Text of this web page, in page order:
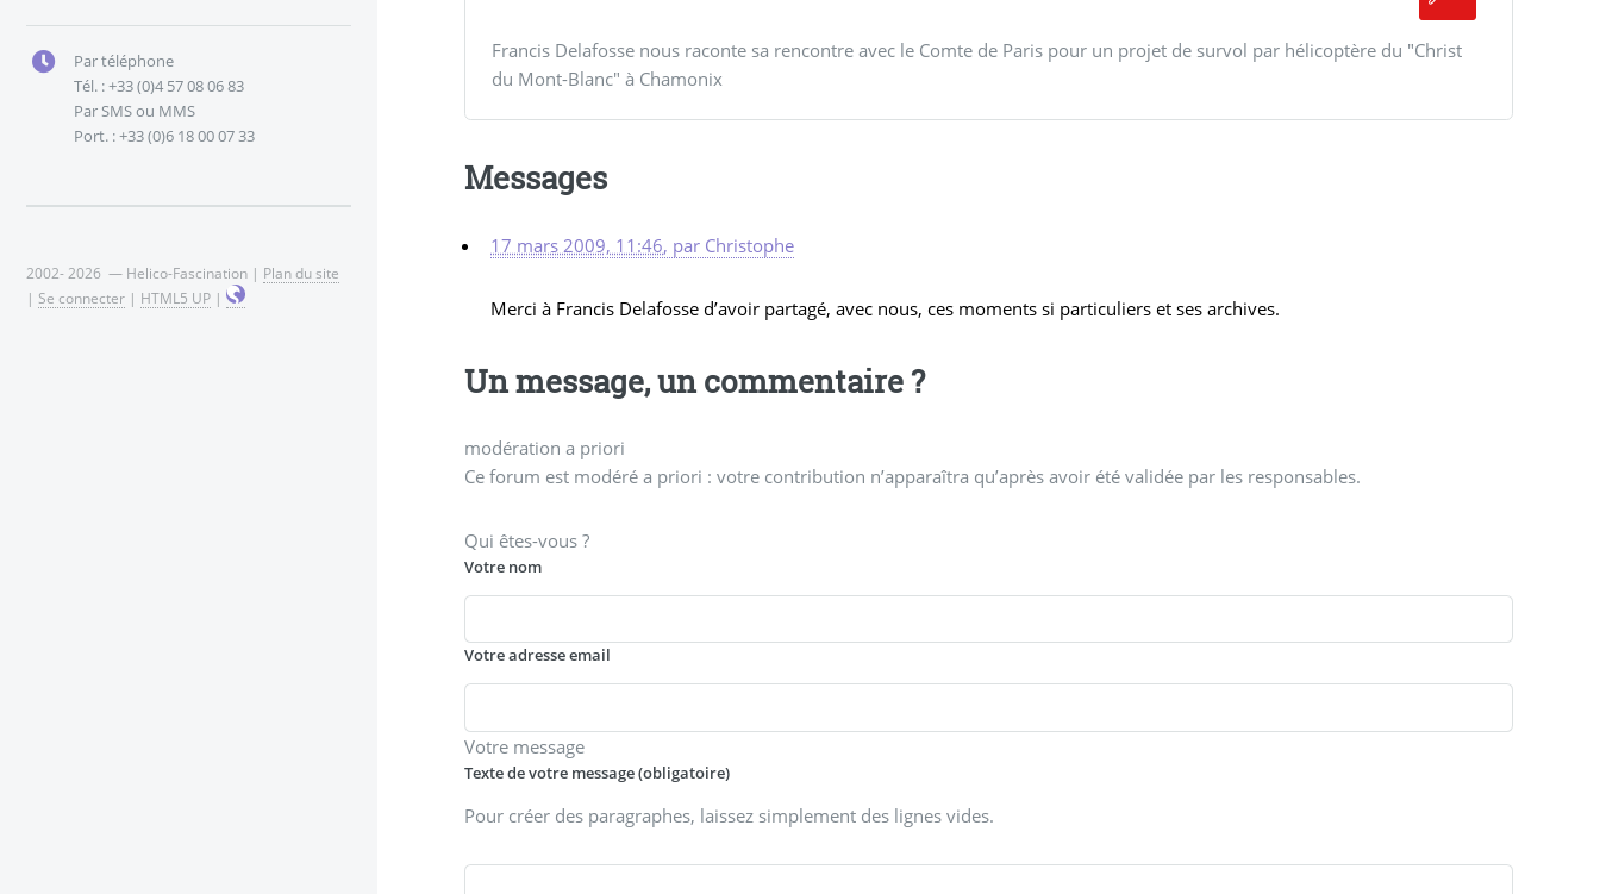
Francis Delafosse nous raconte sa rencontre avec le Comte de Paris pour un projet de survol par hélicoptère du "Christ
du Mont-Blanc" à Chamonix
Messages
17 mars 2009, 11:46, par Christophe
Merci à Francis Delafosse d’avoir partagé, avec nous, ces moments si particuliers et ses archives.
Un message, un commentaire ?
modération a priori
Ce forum est modéré a priori : votre contribution n’apparaîtra qu’après avoir été validée par les responsables.
Qui êtes-vous ?
Votre nom
Votre adresse email
Votre message
Texte de votre message (obligatoire)
Pour créer des paragraphes, laissez simplement des lignes vides.
Par téléphone
Tél. : +33 (0)4 57 08 06 83
Par SMS ou MMS
Port. : +33 (0)6 18 00 07 33
2002- 2026 — Helico-Fascination | Plan du site
| Se connecter | HTML5 UP |